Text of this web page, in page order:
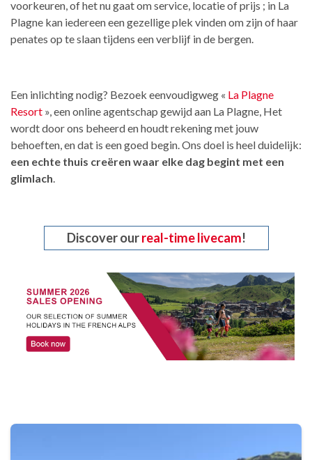
voorkeuren, of het nu gaat om service, locatie of prijs ; in La
Plagne kan iedereen een gezellige plek vinden om zijn of haar
penates op te slaan tijdens een verblijf in de bergen.
Een inlichting nodig? Bezoek eenvoudigweg « La Plagne
Resort », een online agentschap gewijd aan La Plagne, Het
wordt door ons beheerd en houdt rekening met jouw
behoeften, en dat is een goed begin. Ons doel is heel duidelijk:
een echte thuis creëren waar elke dag begint met een
glimlach.
Discover ourreal-time livecam!